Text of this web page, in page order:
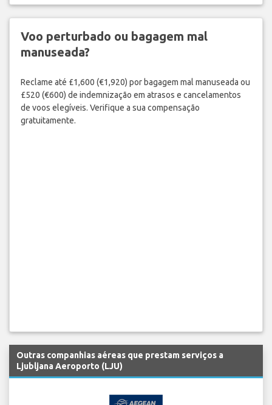
Voo perturbado ou bagagem mal
manuseada?
Reclame até £1,600 (€1,920) por bagagem mal manuseada ou
£520 (€600) de indemnização em atrasos e cancelamentos
de voos elegíveis. Verifique a sua compensação
gratuitamente.
Outras companhias aéreas que prestam serviços a
Ljubljana Aeroporto (LJU)